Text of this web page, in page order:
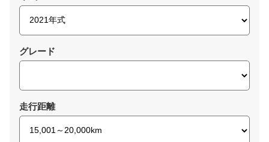
グレード
走行距離